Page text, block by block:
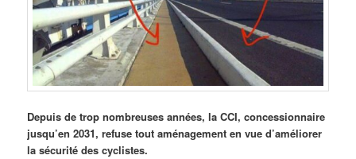
Depuis de trop nombreuses années, la CCI, concessionnaire
jusqu’en 2031, refuse tout aménagement en vue d’améliorer
la sécurité des cyclistes.